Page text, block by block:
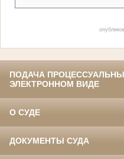
ПОДАЧА
ЭЛЕКТРОННОМ ВИДЕ
О СУДЕ
ДОКУМЕНТЫ СУДА